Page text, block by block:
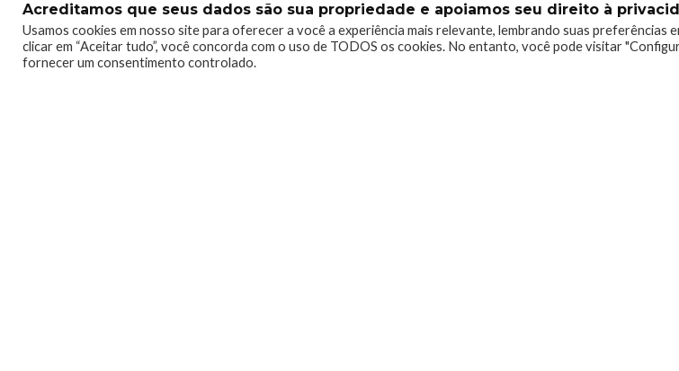
0 0 1 0
Acreditamos que seus dados são sua propriedade e apoiamos seu direito à
Usamos cookies em nosso site para oferecer a você a experiência mais relevante, lembrando suas preferências
clicar em “Aceitar tudo”, você concorda com o uso de TODOS os cookies. No entanto, você pode visitar
fornecer um consentimento controlado.